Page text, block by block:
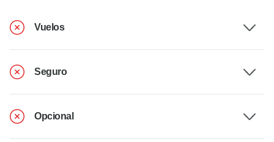
Vuelos
Seguro
Opcional